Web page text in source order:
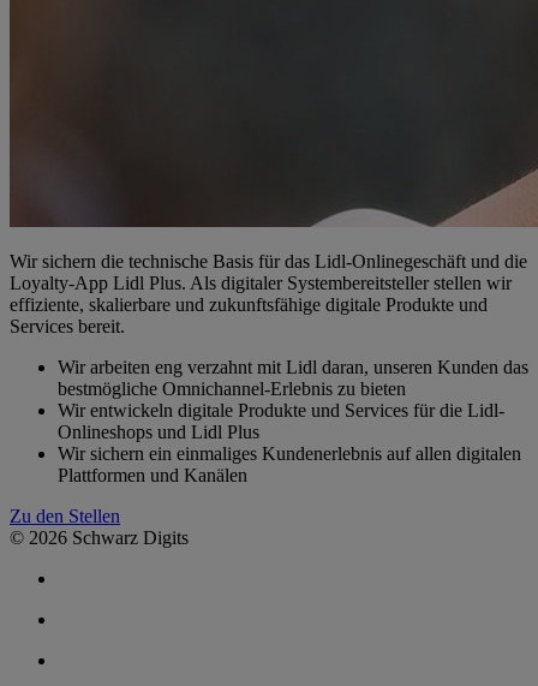
Wir sichern die technische Basis für das Lidl-Onlinegeschäft und die
Loyalty-App Lidl Plus. Als digitaler Systembereitsteller stellen wir
effiziente, skalierbare und zukunftsfähige digitale Produkte und
Services bereit.
Wir arbeiten eng verzahnt mit Lidl daran, unseren Kunden das
bestmögliche Omnichannel-Erlebnis zu bieten
Wir entwickeln digitale Produkte und Services für die Lidl-
Onlineshops und Lidl Plus
Wir sichern ein einmaliges Kundenerlebnis auf allen digitalen
Plattformen und Kanälen
Zu den Stellen
© 2026 Schwarz Digits